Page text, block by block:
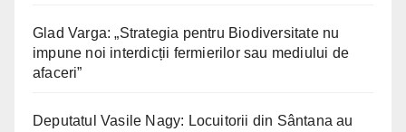
Glad Varga: „Strategia pentru Biodiversitate nu
impune noi interdicții fermierilor sau mediului de
afaceri”
Deputatul Vasile Nagy: Locuitorii din Sântana au